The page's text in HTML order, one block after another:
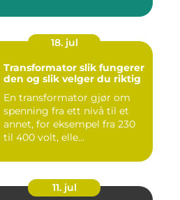
18. jul
Transformator slik fungerer
den og slik velger du riktig
En transformator gjør om
spenning fra ett nivå til et
annet, for eksempel fra 230
til 400 volt, elle...
11. jul